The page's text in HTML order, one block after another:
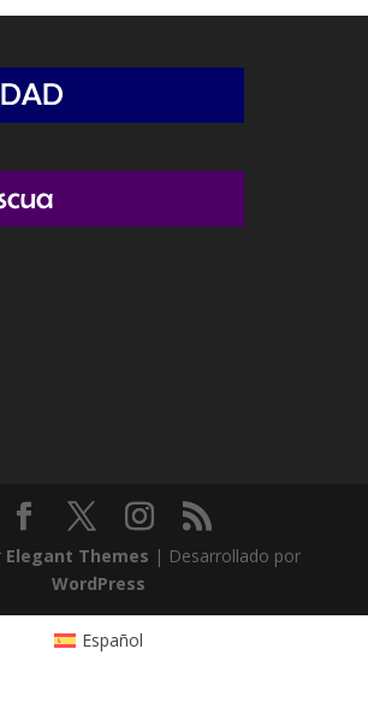
Elegant Themes | Desarrollado por
WordPress
Español